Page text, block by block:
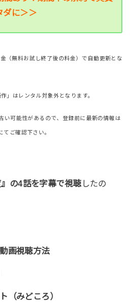
ダに＞＞
（無料お試し終了後の料金）で自動更新とな
」はレンタル対象外となります。
い可能性があるので、登録前に最新の情報は
てご確認下さい。
』の4話を字幕で視聴したの
画視聴方法
（みどころ）